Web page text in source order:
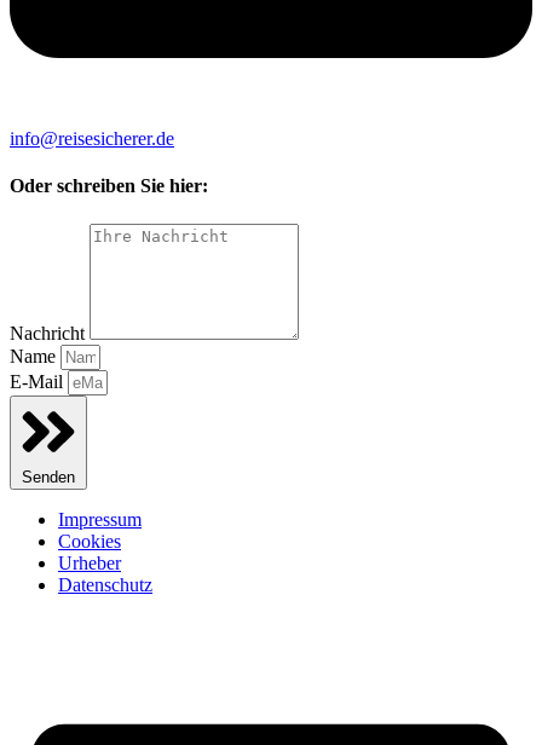
info@reisesicherer.de
Oder schreiben Sie hier:
Nachricht
Name
E-Mail
Senden
Impressum
Cookies
Urheber
Datenschutz